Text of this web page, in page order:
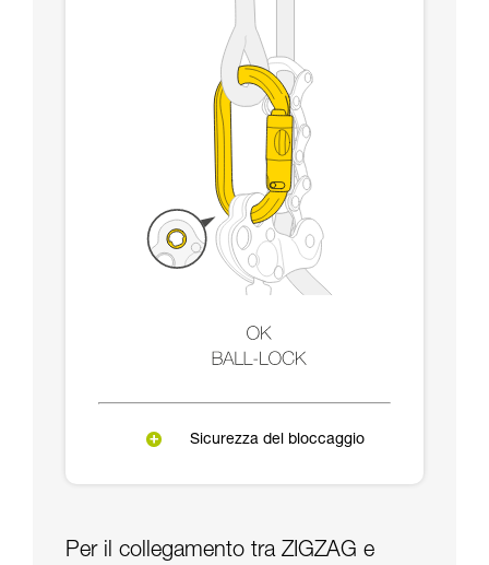
Sicurezza del bloccaggio
Per il collegamento tra ZIGZAG e